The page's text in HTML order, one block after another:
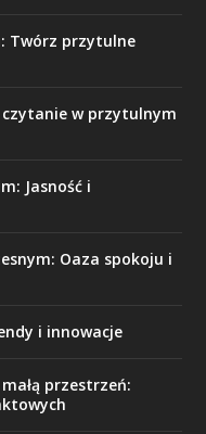
Twórz przytulne
czytanie w przytulnym
Jasność i
Oaza spokoju i
i innowacje
przestrzeń: